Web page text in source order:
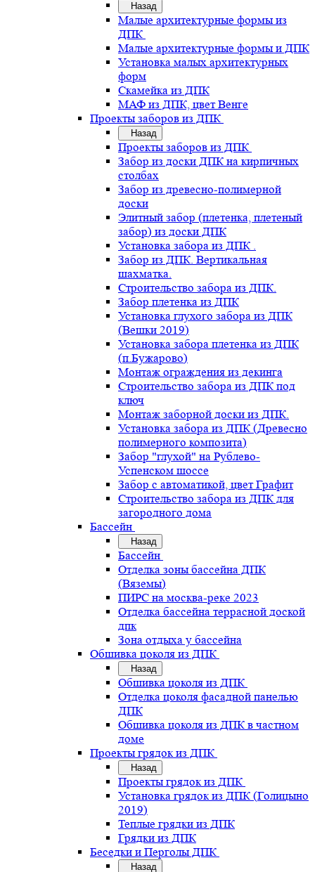
Назад
Малые архитектурные формы из
ДПК
Малые архитектурные формы и ДПК
Установка малых архитектурных
форм
Скамейка из ДПК
МАФ из ДПК, цвет Венге
Проекты заборов из ДПК
Назад
Проекты заборов из ДПК
Забор из доски ДПК на кирпичных
столбах
Забор из древесно-полимерной
доски
Элитный забор (плетенка, плетеный
забор) из доски ДПК
Установка забора из ДПК .
Забор из ДПК. Вертикальная
шахматка.
Строительство забора из ДПК.
Забор плетенка из ДПК
Установка глухого забора из ДПК
(Вешки 2019)
Установка забора плетенка из ДПК
(п.Бужарово)
Монтаж ограждения из декинга
Строительство забора из ДПК под
ключ
Монтаж заборной доски из ДПК.
Установка забора из ДПК (Древесно
полимерного композита)
Забор "глухой" на Рублево-
Успенском шоссе
Забор с автоматикой, цвет Графит
Строительство забора из ДПК для
загородного дома
Бассейн
Назад
Бассейн
Отделка зоны бассейна ДПК
(Вяземы)
ПИРС на москва-реке 2023
Отделка бассейна террасной доской
дпк
Зона отдыха у бассейна
Обшивка цоколя из ДПК
Назад
Обшивка цоколя из ДПК
Отделка цоколя фасадной панелью
ДПК
Обшивка цоколя из ДПК в частном
доме
Проекты грядок из ДПК
Назад
Проекты грядок из ДПК
Установка грядок из ДПК (Голицыно
2019)
Теплые грядки из ДПК
Грядки из ДПК
Беседки и Перголы ДПК
Назад